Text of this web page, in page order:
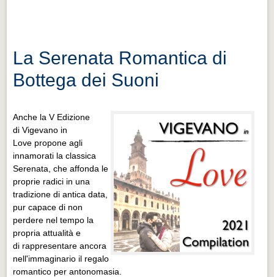
La Serenata Romantica di
Bottega dei Suoni
Anche la V Edizione
di Vigevano in
Love propone agli
innamorati la classica
Serenata, che affonda le
proprie radici in una
tradizione di antica data,
pur capace di non
perdere nel tempo la
propria attualità e
di rappresentare ancora
nell'immaginario il regalo
romantico per antonomasia.